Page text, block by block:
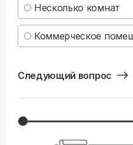
Несколько комнат
Коммерческое
Следующий вопрос